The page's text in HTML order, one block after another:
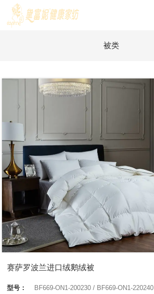
loading
被类
赛萨罗波兰进口绒鹅绒被
型号：
BF669-ON1-200230 / BF669-ON1-220240